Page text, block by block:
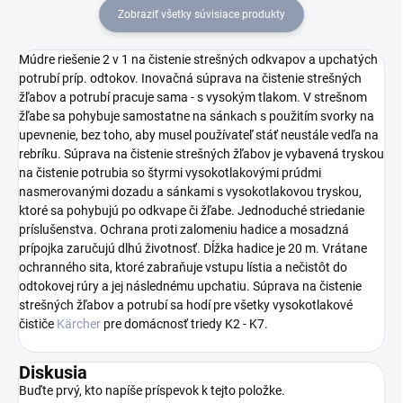
Zobraziť všetky súvisiace produkty
Múdre riešenie 2 v 1 na čistenie strešných odkvapov a upchatých
potrubí príp. odtokov. Inovačná súprava na čistenie strešných
žľabov a potrubí pracuje sama - s vysokým tlakom. V strešnom
žľabe sa pohybuje samostatne na sánkach s použitím svorky na
upevnenie, bez toho, aby musel používateľ stáť neustále vedľa na
rebríku. Súprava na čistenie strešných žľabov je vybavená tryskou
na čistenie potrubia so štyrmi vysokotlakovými prúdmi
nasmerovanými dozadu a sánkami s vysokotlakovou tryskou,
ktoré sa pohybujú po odkvape či žľabe. Jednoduché striedanie
príslušenstva. Ochrana proti zalomeniu hadice a mosadzná
prípojka zaručujú dlhú životnosť. Dĺžka hadice je 20 m. Vrátane
ochranného sita, ktoré zabraňuje vstupu lístia a nečistôt do
odtokovej rúry a jej následnému upchatiu. Súprava na čistenie
strešných žľabov a potrubí sa hodí pre všetky vysokotlakové
čističe Kärcher pre domácnosť triedy K2 - K7.
Diskusia
Buďte prvý, kto napíše príspevok k tejto položke.